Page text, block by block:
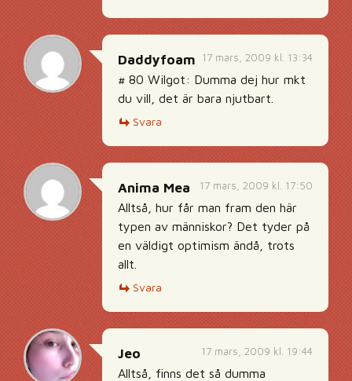
17 mars, 2009 kl. 13:34
Daddyfoam
# 80 Wilgot: Dumma dej hur mkt
du vill, det är bara njutbart.
Svara
17 mars, 2009 kl. 17:50
Anima Mea
Alltså, hur får man fram den här
typen av människor? Det tyder på
en väldigt optimism ändå, trots
allt.
Svara
17 mars, 2009 kl. 19:44
Jeo
Alltså, finns det så dumma